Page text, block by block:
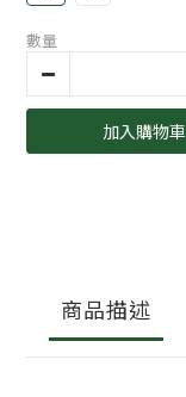
數量
加入購物車
商品描述